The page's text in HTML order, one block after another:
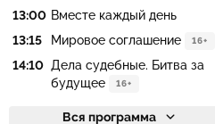
13:00 Вместе каждый день
13:15
Мировое соглашение 16+
14:10 Дела судебные. Битва за
будущее
16+
Вся программа